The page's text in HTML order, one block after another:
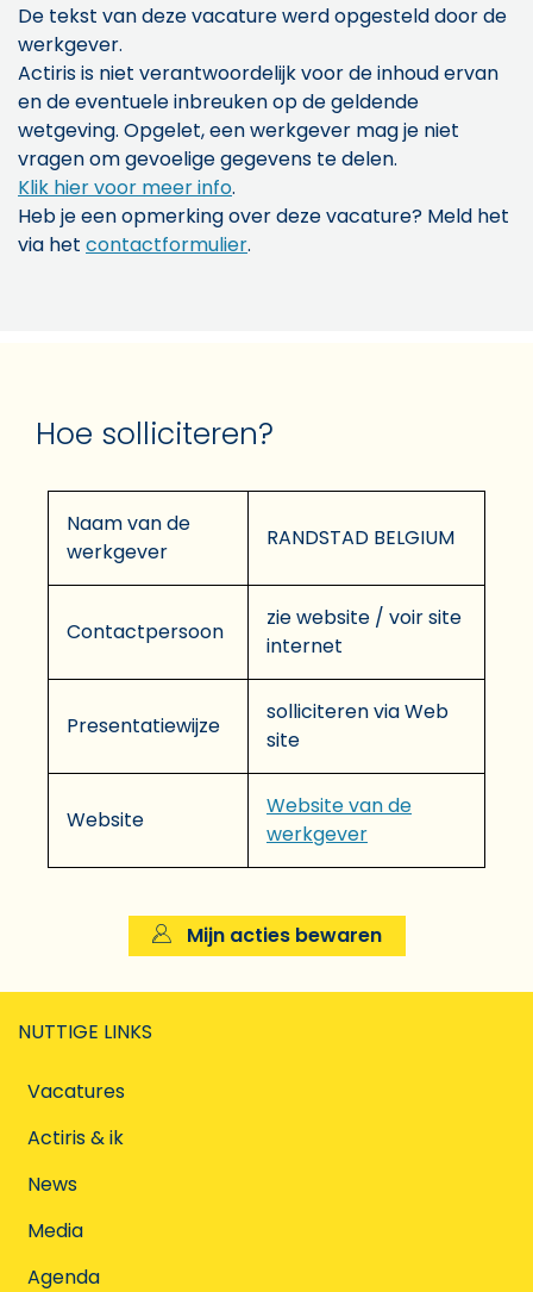
De tekst van deze vacature werd opgesteld door de
werkgever.
Actiris is niet verantwoordelijk voor de inhoud ervan
en de eventuele inbreuken op de geldende
wetgeving. Opgelet, een werkgever mag je niet
vragen om gevoelige gegevens te delen.
Klik hier voor meer info.
Heb je een opmerking over deze vacature? Meld het
via het contactformulier.
Hoe solliciteren?
Naam van de
werkgever
RANDSTAD BELGIUM
Contactpersoon
zie website / voir site
internet
Presentatiewijze
solliciteren via Web
site
Website
Website van de
werkgever
Mijn acties bewaren
NUTTIGE LINKS
Vacatures
Actiris & ik
News
Media
Agenda